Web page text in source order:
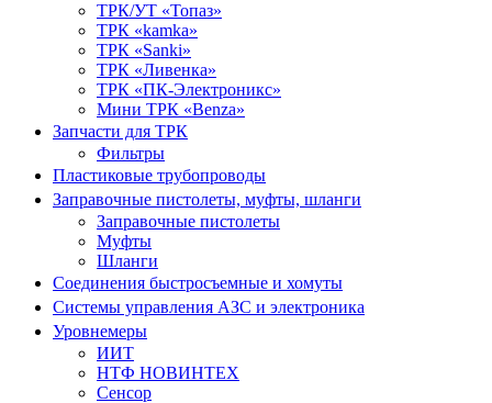
ТРК/УТ «Топаз»
ТРК «kamka»
ТРК «Sanki»
ТРК «Ливенка»
ТРК «ПК-Электроникс»
Мини ТРК «Benza»
Запчасти для ТРК
Фильтры
Пластиковые трубопроводы
Заправочные пистолеты, муфты, шланги
Заправочные пистолеты
Муфты
Шланги
Соединения быстросъемные и хомуты
Системы управления АЗС и электроника
Уровнемеры
ИИТ
НТФ НОВИНТЕХ
Сенсор